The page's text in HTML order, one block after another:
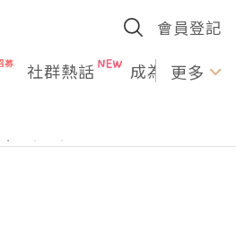
會員登記
社群熱話 成為U更多